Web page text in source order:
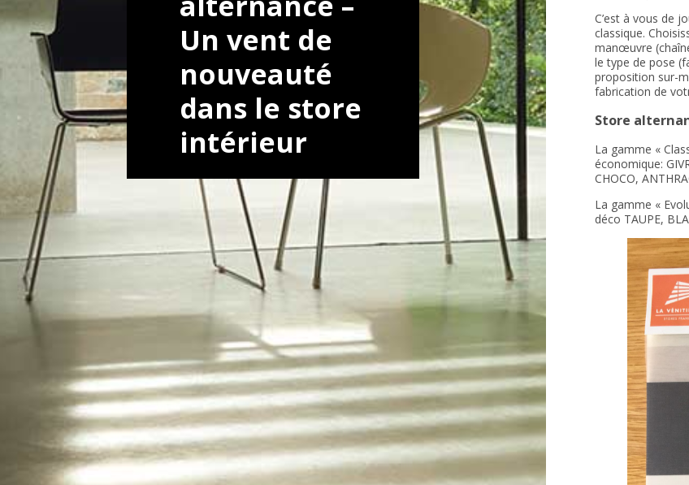
Un vent de
nouveauté
dans le store
intérieur
C’est à vous de
classique.
manœuvre
le type de pose
proposition sur-
fabrication de
Store
La gamme «
économique:
CHOCO,
La gamme «
déco TAUPE,